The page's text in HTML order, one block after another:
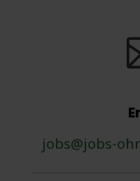
jobs@jobs-